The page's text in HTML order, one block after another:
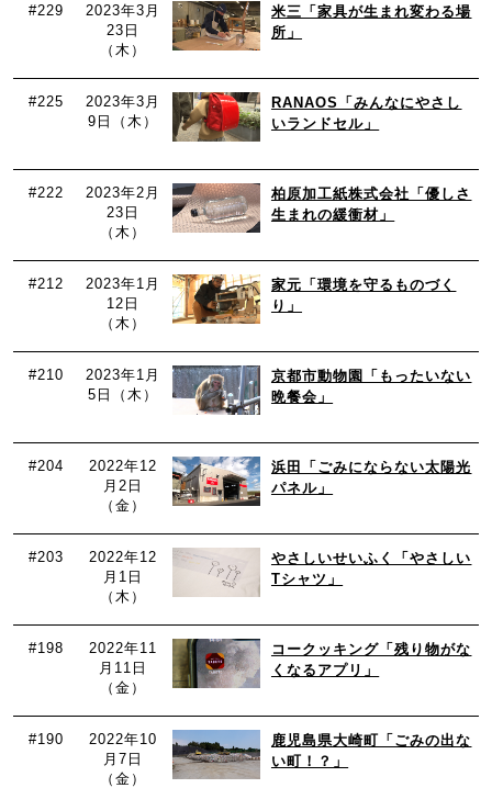
#229
2023年3月
23日
（木）
米三「家具が生まれ変わる場
所」
#225
2023年3月
9日（木）
RANAOS「みんなにやさし
いランドセル」
#222
2023年2月
23日
（木）
柏原加工紙株式会社「優しさ
生まれの緩衝材」
#212
2023年1月
12日
（木）
家元「環境を守るものづく
り」
#210
2023年1月
5日（木）
京都市動物園「もったいない
晩餐会」
#204
2022年12
月2日
（金）
浜田「ごみにならない太陽光
パネル」
#203
2022年12
月1日
（木）
やさしいせいふく「やさしい
Tシャツ」
#198
2022年11
月11日
（金）
コークッキング「残り物がな
くなるアプリ」
#190
2022年10
月7日
（金）
鹿児島県大崎町「ごみの出な
い町！？」